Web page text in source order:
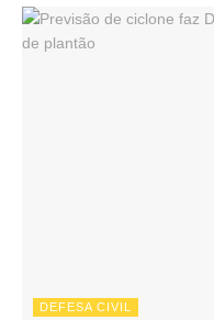
DEFESA CIVIL